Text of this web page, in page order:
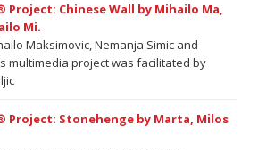
Chinese Wall by Mihailo Ma,
Mi.
Maksimovic, Nemanja Simic and
multimedia project was facilitated by
Project: Stonehenge by Marta, Milos